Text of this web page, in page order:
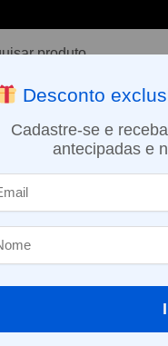
VAPORIZADOR DE ERVAS
DIA EM SÃO PAULO
Desconto
Cadastre-se e
antecipadas e